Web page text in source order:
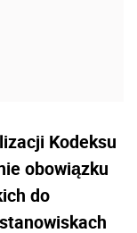
Kodeksu
obowiązku
do